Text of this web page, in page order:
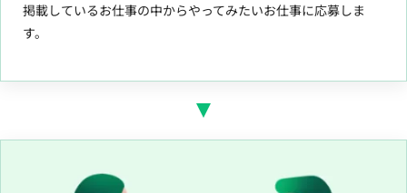
掲載しているお仕事の中からやってみたいお仕事に応募しま
す。